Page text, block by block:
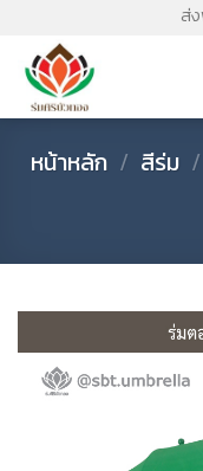
content
ส่
หน้าหลัก / สีร่ม /